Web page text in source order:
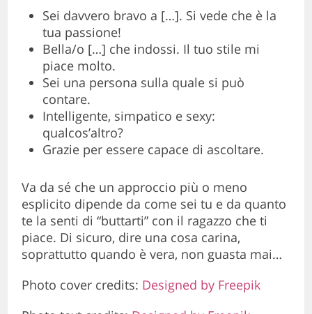
Sei davvero bravo a […]. Si vede che è la
tua passione!
Bella/o […] che indossi. Il tuo stile mi
piace molto.
Sei una persona sulla quale si può
contare.
Intelligente, simpatico e sexy:
qualcos’altro?
Grazie per essere capace di ascoltare.
Va da sé che un approccio più o meno
esplicito dipende da come sei tu e da quanto
te la senti di “buttarti” con il ragazzo che ti
piace. Di sicuro, dire una cosa carina,
soprattutto quando è vera, non guasta mai…
Photo cover credits: Designed by Freepik